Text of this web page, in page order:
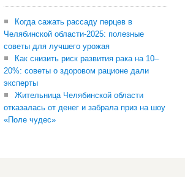
Когда сажать рассаду перцев в
Челябинской области-2025: полезные
советы для лучшего урожая
Как снизить риск развития рака на 10–
20%: советы о здоровом рационе дали
эксперты
Жительница Челябинской области
отказалась от денег и забрала приз на шоу
«Поле чудес»